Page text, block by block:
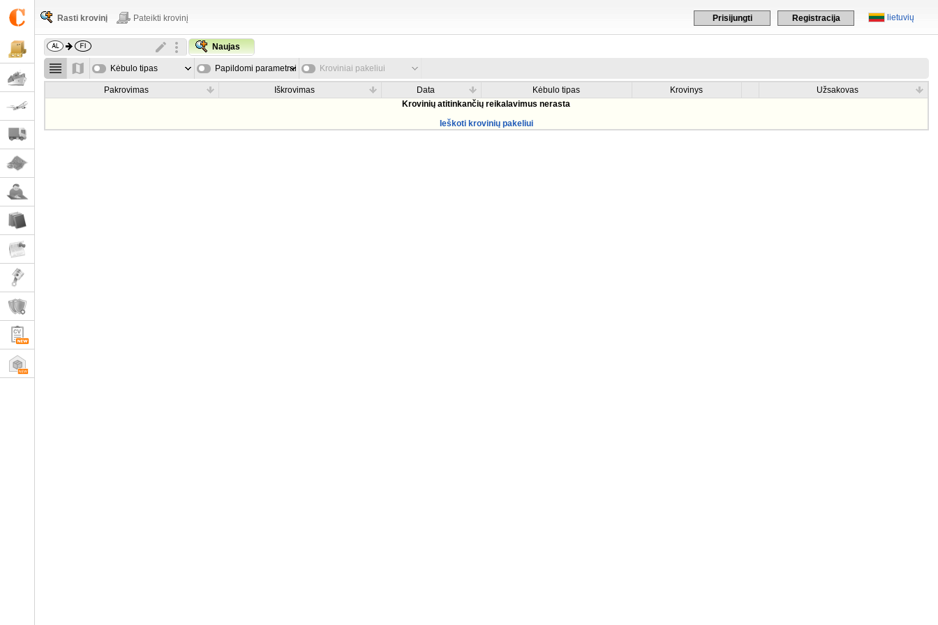
lietuvių
Prisijungti Registracija
Rasti krovinį Pateikti krovinį
Naujas
Kėbulo tipas Papildomi parametrai Kroviniai pakeliui
Pakrovimas Iškrovimas Data Kėbulo tipas Krovinys
Užsakovas
Krovinių atitinkančių reikalavimus nerasta
Ieškoti krovinių pakeliui